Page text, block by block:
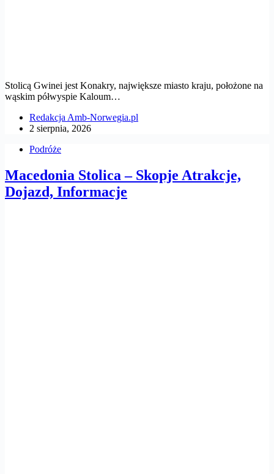
Stolicą Gwinei jest Konakry, największe miasto kraju, położone na
wąskim półwyspie Kaloum…
Redakcja Amb-Norwegia.pl
2 sierpnia, 2026
Podróże
Macedonia Stolica – Skopje Atrakcje,
Dojazd, Informacje